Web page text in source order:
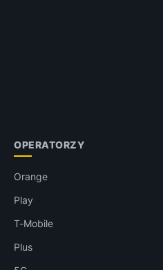
OPERATORZY
Orange
Play
T-Mobile
Plus